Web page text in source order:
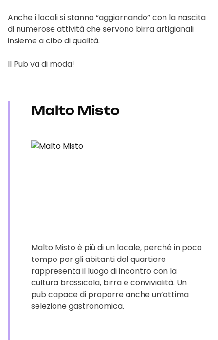
Anche i locali si stanno “aggiornando” con la nascita
di numerose attività che servono birra artigianali
insieme a cibo di qualità.
Il Pub va di moda!
Malto Misto
Malto Misto è più di un locale, perché in poco
tempo per gli abitanti del quartiere
rappresenta il luogo di incontro con la
cultura brassicola, birra e convivialità. Un
pub capace di proporre anche un’ottima
selezione gastronomica.